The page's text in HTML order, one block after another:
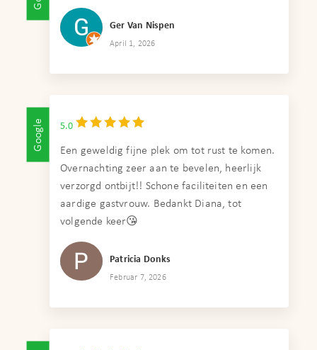
Ger Van Nispen
April 1, 2026
Google 5.0
Een geweldig fijne plek om tot rust te komen.
Overnachting zeer aan te bevelen, heerlijk
verzorgd ontbijt!! Schone faciliteiten en een
aardige gastvrouw. Bedankt Diana, tot
volgende keer😘
Patricia Donks
Februar 7, 2026